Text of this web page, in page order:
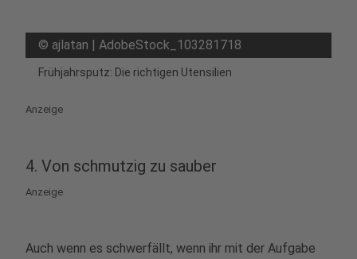
© ajlatan | AdobeStock_103281718
Frühjahrsputz: Die richtigen Utensilien
Anzeige
4. Von schmutzig zu sauber
Anzeige
Auch wenn es schwerfällt, wenn ihr mit der Aufgabe